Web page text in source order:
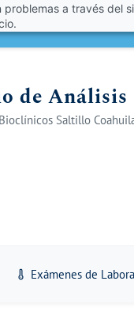
a través del
de
Saltillo
Exámenes de
10% de